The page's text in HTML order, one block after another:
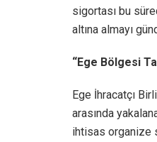
sigortası bu
altına almayı
“Ege Bölgesi
Ege İhracatçı
arasında
ihtisas organize